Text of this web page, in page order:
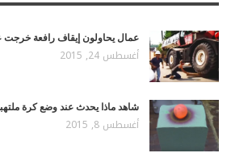
عمال يحاولون إيقاف رافعة خرجت
أغسطس 24, 2015
شاهد ماذا يحدث عند وضع كرة
أغسطس 8, 2015